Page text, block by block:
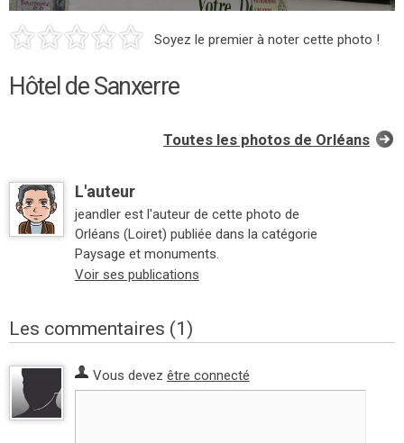
Soyez le premier à noter cette photo !
Hôtel de Sanxerre
Toutes les photos de Orléans
L'auteur
jeandler est l'auteur de cette photo de
Orléans (Loiret) publiée dans la catégorie
Paysage et monuments.
Voir ses publications
Les commentaires (1)
Vous devez être connecté